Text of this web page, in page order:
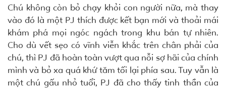
Chú không còn bỏ chạy khỏi con người nữa, mà thay
vào đó là một PJ thích được kết bạn mới và thoải mái
khám phá mọi ngóc ngách trong khu bán tự nhiên.
Cho dù vết sẹo có vĩnh viễn khắc trên chân phải của
chú, thì PJ đã hoàn toàn vượt qua nỗi sợ hãi của chính
mình và bỏ xa quá khứ tăm tối lại phía sau. Tuy vẫn là
một chú gấu nhỏ tuổi, PJ đã cho thấy tinh thần của